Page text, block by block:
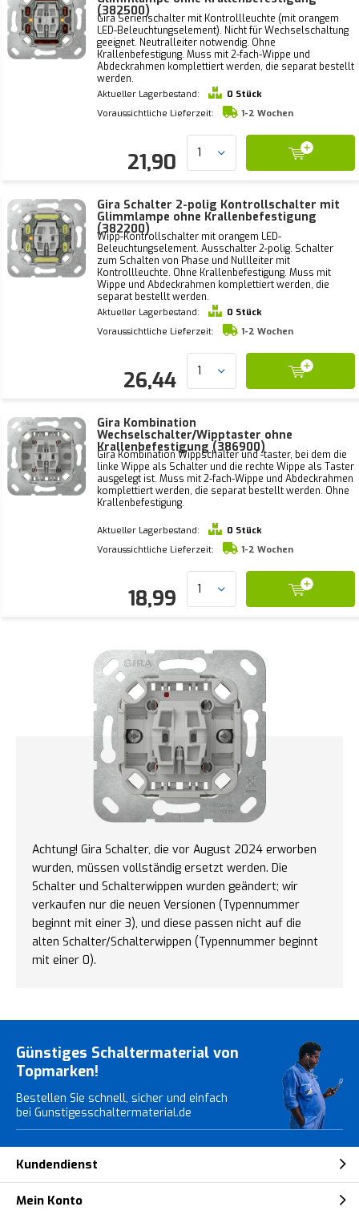
(382500)
Gira Serienschalter mit Kontrollleuchte (mit orangem
LED-Beleuchtungselement). Nicht für Wechselschaltung
geeignet. Neutralleiter notwendig. Ohne
Krallenbefestigung. Muss mit 2-fach-Wippe und
Abdeckrahmen komplettiert werden, die separat bestellt
werden.
Aktueller Lagerbestand:
0 Stück
Voraussichtliche Lieferzeit:
1-2 Wochen
21,90
Gira Schalter 2-polig Kontrollschalter mit
Glimmlampe ohne Krallenbefestigung
(382200)
Wipp-Kontrollschalter mit orangem LED-
Beleuchtungselement. Ausschalter 2-polig. Schalter
zum Schalten von Phase und Nullleiter mit
Kontrollleuchte. Ohne Krallenbefestigung. Muss mit
Wippe und Abdeckrahmen komplettiert werden, die
separat bestellt werden.
Aktueller Lagerbestand:
0 Stück
Voraussichtliche Lieferzeit:
1-2 Wochen
26,44
Gira Kombination
Wechselschalter/Wipptaster ohne
Krallenbefestigung (386900)
Gira Kombination Wippschalter und -taster, bei dem die
linke Wippe als Schalter und die rechte Wippe als Taster
ausgelegt ist. Muss mit 2-fach-Wippe und Abdeckrahmen
komplettiert werden, die separat bestellt werden. Ohne
Krallenbefestigung.
Aktueller Lagerbestand:
0 Stück
Voraussichtliche Lieferzeit:
1-2 Wochen
18,99
Achtung! Gira Schalter, die vor August 2024 erworben
wurden, müssen vollständig ersetzt werden. Die
Schalter und Schalterwippen wurden geändert; wir
verkaufen nur die neuen Versionen (Typennummer
beginnt mit einer 3), und diese passen nicht auf die
alten Schalter/Schalterwippen (Typennummer beginnt
mit einer 0).
Günstiges Schaltermaterial von
Topmarken!
Bestellen Sie schnell, sicher und einfach
bei Gunstigesschaltermaterial.de
Kundendienst
Mein Konto